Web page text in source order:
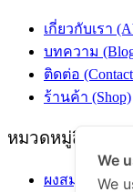
เกี่ยวกับเรา
บทความ
ติดต่อ
ร้านค้า (Shop)
หมวดหมู่สินค้า
ผงสมุนไพร
We
We